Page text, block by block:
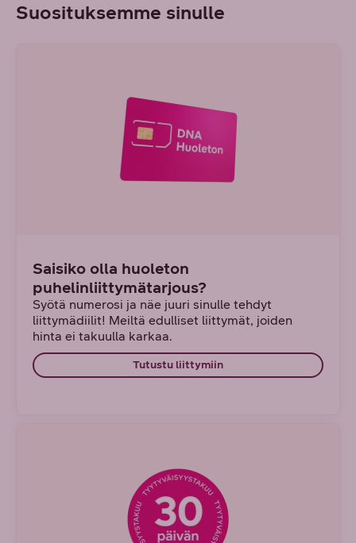
Suosituksemme sinulle
Saisiko olla huoleton
puhelinliittymätarjous?
Syötä numerosi ja näe juuri sinulle tehdyt
liittymädiilit! Meiltä edulliset liittymät, joiden
hinta ei takuulla karkaa.
Tutustu liittymiin